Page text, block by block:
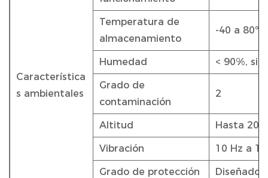
Característica
s ambientales
Temperatura de
almacenamiento
-40 a 80ºC
Humedad < 90%,
Grado de
contaminación
2
Altitud Hasta
Vibración 10 Hz a
Grado de protección
Diseñado